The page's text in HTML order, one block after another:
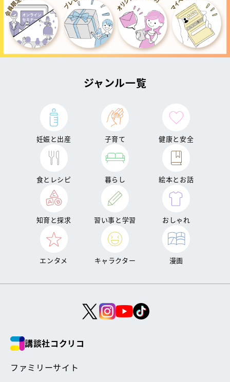
ジャンル一覧
妊娠と出産 子育て 健康と安全
食とレシピ 暮らし 絵本とお話
知育と探求 習い事と学習 おしゃれ
エンタメ キャラクター 漫画
講談社コクリコ
ファミリーサイト